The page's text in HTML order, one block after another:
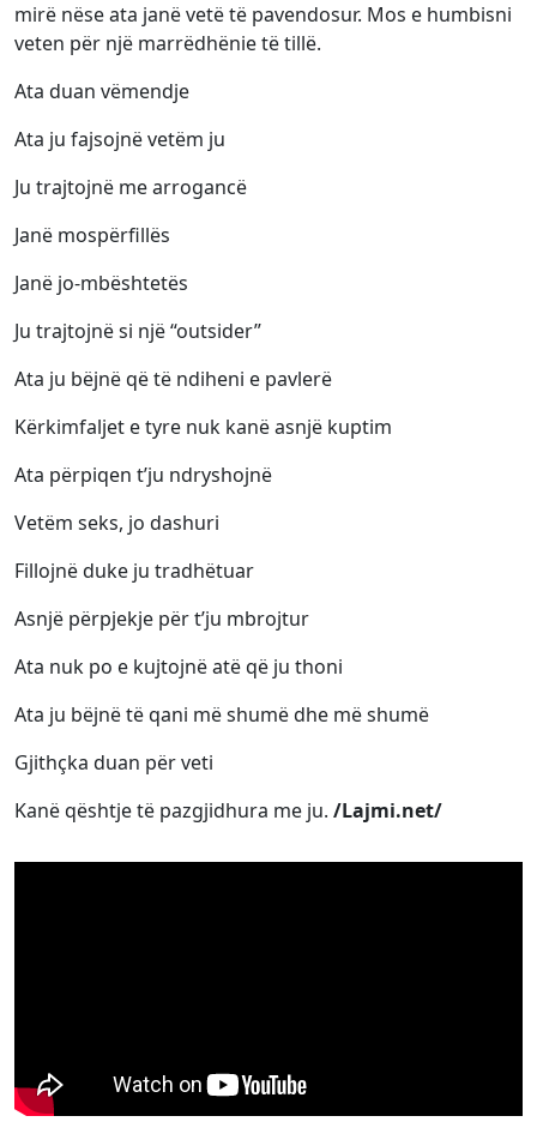
mirë nëse ata janë vetë të pavendosur. Mos e humbisni
veten për një marrëdhënie të tillë.
Ata duan vëmendje
Ata ju fajsojnë vetëm ju
Ju trajtojnë me arrogancë
Janë mospërfillës
Janë jo-mbështetës
Ju trajtojnë si një “outsider”
Ata ju bëjnë që të ndiheni e pavlerë
Kërkimfaljet e tyre nuk kanë asnjë kuptim
Ata përpiqen t’ju ndryshojnë
Vetëm seks, jo dashuri
Fillojnë duke ju tradhëtuar
Asnjë përpjekje për t’ju mbrojtur
Ata nuk po e kujtojnë atë që ju thoni
Ata ju bëjnë të qani më shumë dhe më shumë
Gjithçka duan për veti
Kanë qështje të pazgjidhura me ju. /Lajmi.net/